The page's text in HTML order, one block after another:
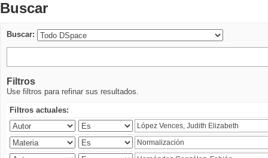
Buscar
Buscar:
Filtros
Use filtros para refinar sus resultados.
Filtros actuales: